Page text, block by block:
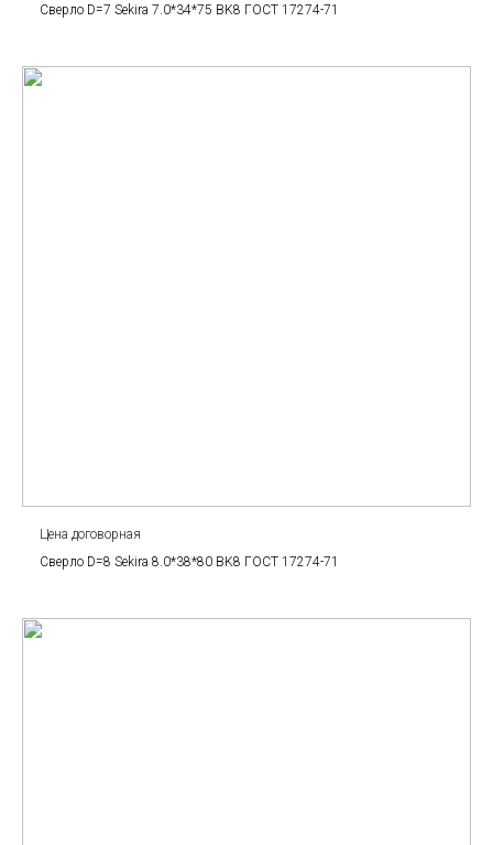
Сверло D=7 Sekira 7.0*34*75 BK8 ГОСТ 17274-71
Цена договорная
Сверло D=8 Sekira 8.0*38*80 BK8 ГОСТ 17274-71